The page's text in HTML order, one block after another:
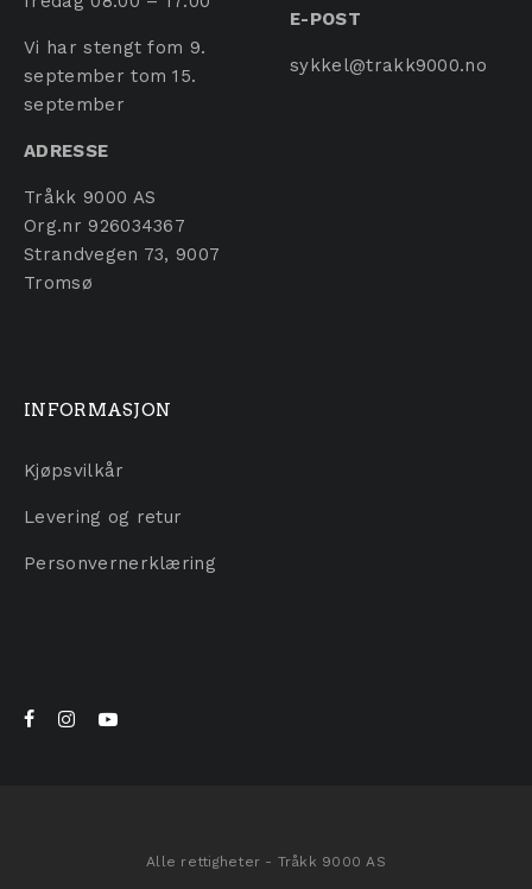
Vi har stengt fom 9.
september tom 15.
september
ADRESSE
Tråkk 9000 AS
Org.nr 926034367
Strandvegen 73, 9007
Tromsø
E-POST
sykkel@trakk9000.no
INFORMASJON
Kjøpsvilkår
Levering og retur
Personvernerklæring
Alle rettigheter - Tråkk 9000 AS